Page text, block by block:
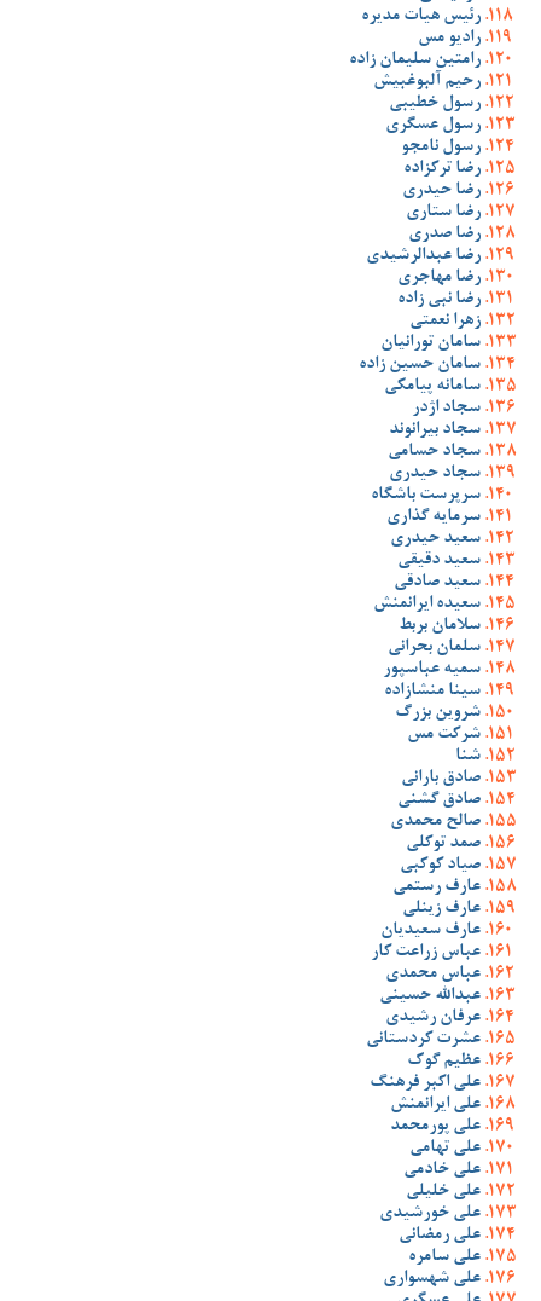
رئیس هیات مدیره
رادیو مس
رامتین سلیمان زاده
رحیم آلبوغبیش
رسول خطیبی
رسول عسگری
رسول نامجو
رضا ترکزاده
رضا حیدری
رضا ستاری
رضا صدری
رضا عبدالرشیدی
رضا مهاجری
رضا نبی زاده
زهرا نعمتی
سامان تورانیان
سامان حسین زاده
سامانه پیامکی
سجاد اژدر
سجاد بیرانوند
سجاد حسامی
سجاد حیدری
سرپرست باشگاه
سرمایه گذاری
سعید حیدری
سعید دقیقی
سعید صادقی
سعیده ایرانمنش
سلامان بربط
سلمان بحرانی
سمیه عباسپور
سینا منشازاده
شروین بزرگ
شرکت مس
شنا
صادق بارانی
صادق گشنی
صالح محمدی
صمد توکلی
صیاد کوکبی
عارف رستمی
عارف زینلی
عارف سعیدیان
عباس زراعت کار
عباس محمدی
عبدالله حسینی
عرفان رشیدی
عشرت کردستانی
عظیم گوک
علی اکبر فرهنگ
علی ایرانمنش
علی پورمحمد
علی تهامی
علی خادمی
علی خلیلی
علی خورشیدی
علی رمضانی
علی سامره
علی شهسواری